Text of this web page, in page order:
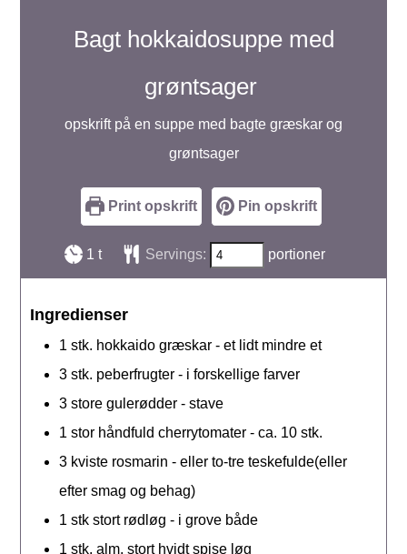
Bagt hokkaidosuppe med
grøntsager
opskrift på en suppe med bagte græskar og
grøntsager
Print opskrift Pin opskrift
1 time
t Servings: portioner
Ingredienser
1 stk. hokkaido græskar - et lidt mindre et
3 stk. peberfrugter - i forskellige farver
3 store gulerødder - stave
1 stor håndfuld cherrytomater - ca. 10 stk.
3 kviste rosmarin - eller to-tre teskefulde(eller
efter smag og behag)
1 stk stort rødløg - i grove både
1 stk. alm. stort hvidt spise løg